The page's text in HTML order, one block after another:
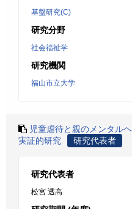
基盤研究(C)
研究分野
社会福祉学
研究機関
福山市立大学
児童虐待と親のメンタル
実証的研究
研究代表者
研究代表者
松宮 透高